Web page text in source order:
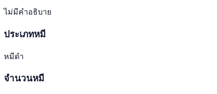
ไม่มีคำอธิบาย
ประเภทหมี
หมีดำ
จำนวนหมี